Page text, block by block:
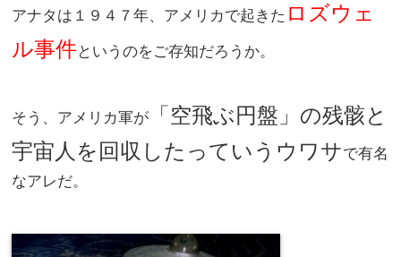
アナタは１９４７年、アメリカで起きた ロズウェ
ル事件というのをご存知だろうか。
そう、アメリカ軍が
「空飛ぶ円盤」の残骸と
宇宙人を回収したっていうウワサで有名
なアレだ。